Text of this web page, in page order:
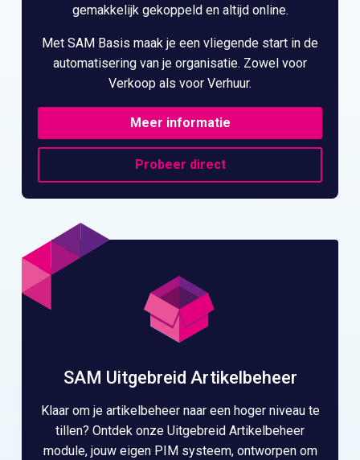
gemakkelijk gekoppeld en altijd online.
Met SAM Basis maak je een vliegende start in de
automatisering van je organisatie. Zowel voor
Verkoop als voor Verhuur.
Meer informatie
Probeer direct
SAM Uitgebreid Artikelbeheer
Klaar om je artikelbeheer naar een hoger niveau te
tillen? Ontdek onze Uitgebreid Artikelbeheer
module, jouw eigen PIM systeem, ontworpen om